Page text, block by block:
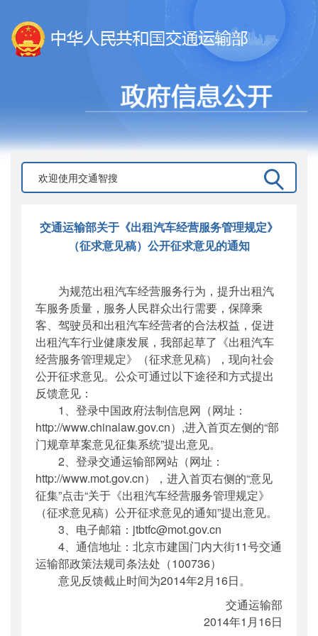
交通运输部关于《出租汽车经营服务管理规定》
（征求意见稿）公开征求意见的通知
为规范出租汽车经营服务行为，提升出租汽
车服务质量，服务人民群众出行需要，保障乘
客、驾驶员和出租汽车经营者的合法权益，促进
出租汽车行业健康发展，我部起草了《出租汽车
经营服务管理规定》（征求意见稿），现向社会
公开征求意见。公众可通过以下途径和方式提出
反馈意见：
1、登录中国政府法制信息网（网址：
http://www.chinalaw.gov.cn）,进入首页左侧的“部
门规章草案意见征集系统”提出意见。
2、登录交通运输部网站（网址：
http://www.mot.gov.cn），进入首页右侧的“意见
征集”点击“关于《出租汽车经营服务管理规定》
（征求意见稿）公开征求意见的通知”提出意见。
3、电子邮箱：jtbtfc@mot.gov.cn
4、通信地址：北京市建国门内大街11号交通
运输部政策法规司条法处（100736）
意见反馈截止时间为2014年2月16日。
交通运输部
2014年1月16日